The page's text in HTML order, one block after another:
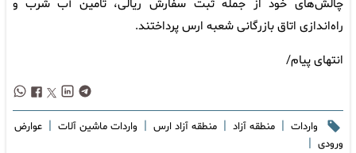
چالش‌های خود از جمله ثبت سفارش ریالی، تأمین آب شرب و
راه‌اندازی اتاق بازرگانی شعبه ارس پرداختند.
انتهای پیام/
واردات | منطقه آزاد | منطقه آزاد ارس | واردات ماشین آلات | عوارض
ورودی |